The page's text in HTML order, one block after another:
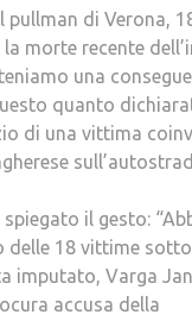
pullman di Verona,
morte recente
una
quanto
di una vittima
spiegato il gesto:
18 vittime sotto
imputato, Varga
accusa della